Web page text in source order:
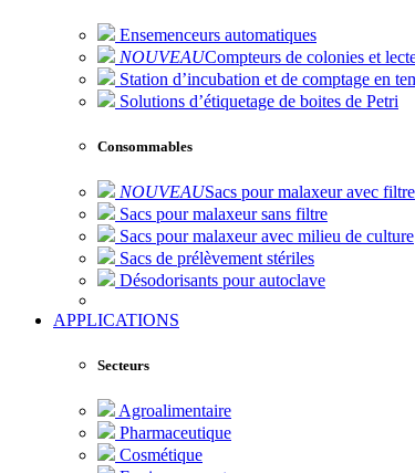
Ensemenceurs automatiques
NOUVEAUCompteurs de colonies et
Station d’incubation et de comptage en
Solutions d’étiquetage de boites de Petri
Consommables
NOUVEAUSacs pour malaxeur avec filtre
Sacs pour malaxeur sans filtre
Sacs pour malaxeur avec milieu de culture
Sacs de prélèvement stériles
Désodorisants pour autoclave
APPLICATIONS
Secteurs
Agroalimentaire
Pharmaceutique
Cosmétique